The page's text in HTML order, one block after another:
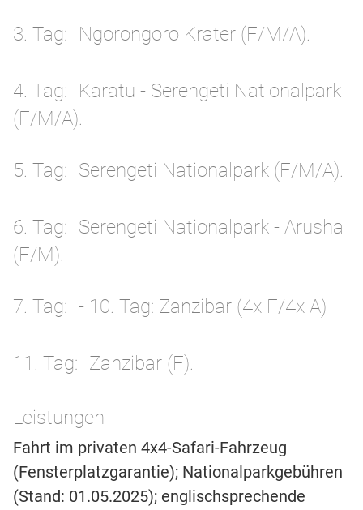
3. Tag Ngorongoro Krater (F/M/A).
4. Tag
Karatu - Serengeti Nationalpark
(F/M/A).
5. Tag Serengeti Nationalpark (F/M/A).
6. Tag
Serengeti Nationalpark - Arusha
(F/M).
7. Tag - 10. Tag: Zanzibar (4x F/4x A)
11. Tag Zanzibar (F).
Leistungen
Fahrt im privaten 4x4-Safari-Fahrzeug
(Fensterplatzgarantie); Nationalparkgebühren
(Stand: 01.05.2025); englischsprechende